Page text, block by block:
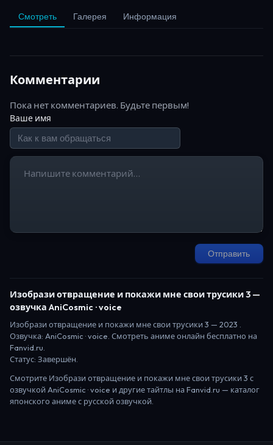
Смотреть Галерея Информация
Комментарии
Пока нет комментариев. Будьте первым!
Ваше имя
Отправить
Изобрази отвращение и покажи мне свои трусики 3 —
озвучка AniCosmic · voice
Изобрази отвращение и покажи мне свои трусики 3 — 2023
Озвучка: AniCosmic · voice. Смотреть аниме онлайн бесплатно на
Fanvid.ru.
Статус: Завершён
Смотрите Изобрази отвращение и покажи мне свои трусики 3 с
озвучкой AniCosmic · voice и другие тайтлы на Fanvid.ru — каталог
японского аниме с русской озвучкой.